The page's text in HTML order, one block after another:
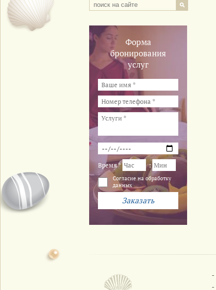
Форма
бронирования
услуг
Время * :
Cогласие на обработку
данных